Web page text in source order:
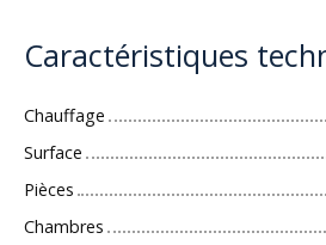
Caractéristiques
Chauffage
Surface
Pièces
Chambres